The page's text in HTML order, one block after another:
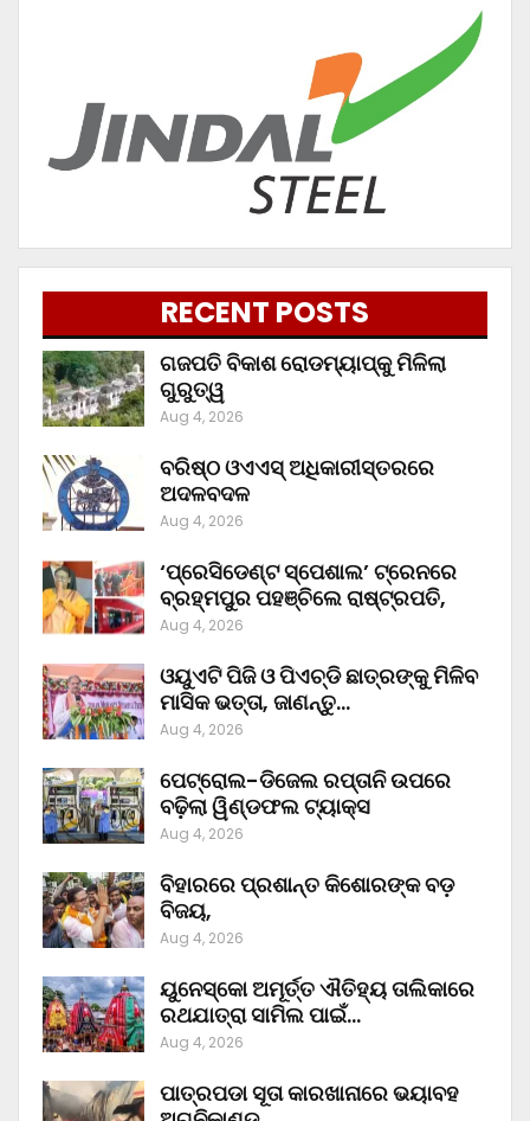
RECENT POSTS
ଗଜପତି ବିକାଶ ରୋଡମ୍ୟାପ୍‌କୁ ମିଳିଲା
ଗୁରୁତ୍ୱ
Aug 4, 2026
ବରିଷ୍ଠ ଓଏଏସ୍‌ ଅଧିକାରୀସ୍ତରରେ
ଅଦଳବଦଳ
Aug 4, 2026
‘ପ୍ରେସିଡେଣ୍ଟ ସ୍ପେଶାଲ’ ଟ୍ରେନରେ
ବ୍ରହ୍ମପୁର ପହଞ୍ଚିଲେ ରାଷ୍ଟ୍ରପତି,
Aug 4, 2026
ଓୟୁଏଟି ପିଜି ଓ ପିଏଚ୍‌ଡି ଛାତ୍ରଙ୍କୁ ମିଳିବ
ମାସିକ ଭତ୍ତା, ଜାଣନ୍ତୁ…
Aug 4, 2026
ପେଟ୍ରୋଲ-ଡିଜେଲ ରପ୍ତାନି ଉପରେ
ବଢ଼ିଲା ୱିଣ୍ଡଫଲ ଟ୍ୟାକ୍ସ
Aug 4, 2026
ବିହାରରେ ପ୍ରଶାନ୍ତ କିଶୋରଙ୍କ ବଡ଼
ବିଜୟ,
Aug 4, 2026
ୟୁନେସ୍କୋ ଅମୂର୍ତ୍ତ ଐତିହ୍ୟ ତାଲିକାରେ
ରଥଯାତ୍ରା ସାମିଲ ପାଇଁ…
Aug 4, 2026
ପାତ୍ରପଡା ସୂତା କାରଖାନାରେ ଭୟାବହ